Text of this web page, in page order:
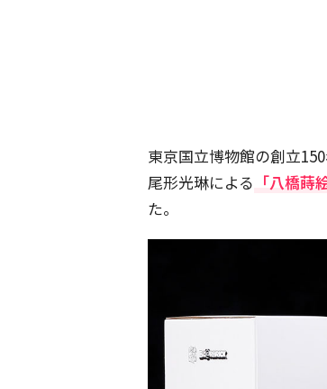
東京国立博物館の創立
尾形光琳による 「八橋
た。